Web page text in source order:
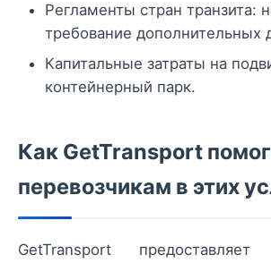
Регламенты стран транзита:
требование дополнительных
Капитальные затраты на
контейнерный парк.
Как GetTransport
перевозчикам в этих
GetTransport предоставляет